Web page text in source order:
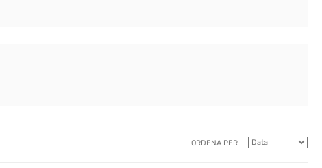
ORDENA PER